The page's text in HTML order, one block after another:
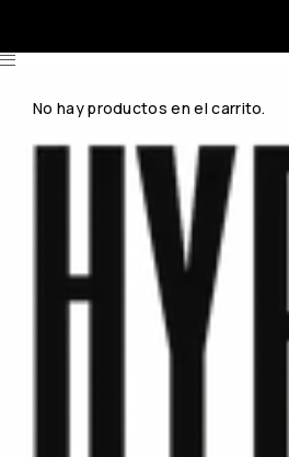
No hay productos en el carrito.